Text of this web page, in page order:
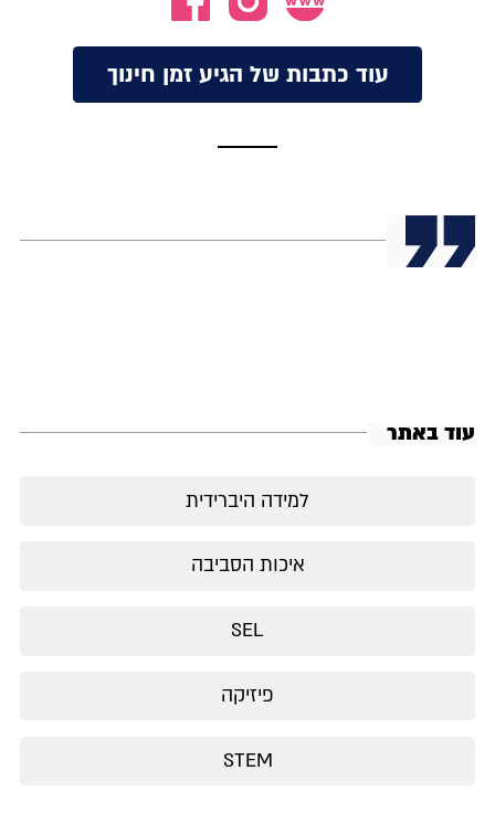
עוד כתבות של הגיע זמן חינוך
עוד באתר
למידה היברידית
איכות הסביבה
SEL
פיזיקה
STEM